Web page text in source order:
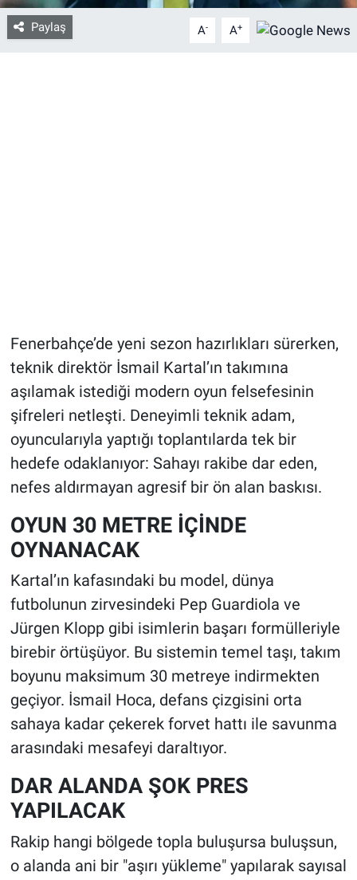
Paylaş A- A+
Fenerbahçe’de yeni sezon hazırlıkları sürerken,
teknik direktör İsmail Kartal’ın takımına
aşılamak istediği modern oyun felsefesinin
şifreleri netleşti. Deneyimli teknik adam,
oyuncularıyla yaptığı toplantılarda tek bir
hedefe odaklanıyor: Sahayı rakibe dar eden,
nefes aldırmayan agresif bir ön alan baskısı.
OYUN 30 METRE İÇİNDE
OYNANACAK
Kartal’ın kafasındaki bu model, dünya
futbolunun zirvesindeki Pep Guardiola ve
Jürgen Klopp gibi isimlerin başarı formülleriyle
birebir örtüşüyor. Bu sistemin temel taşı, takım
boyunu maksimum 30 metreye indirmekten
geçiyor. İsmail Hoca, defans çizgisini orta
sahaya kadar çekerek forvet hattı ile savunma
arasındaki mesafeyi daraltıyor.
DAR ALANDA ŞOK PRES
YAPILACAK
Rakip hangi bölgede topla buluşursa buluşsun,
o alanda ani bir "aşırı yükleme" yapılarak sayısal
İletişim (Künye)